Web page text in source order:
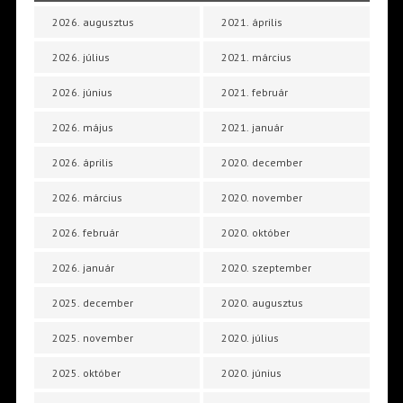
2026. augusztus
2026. július
2026. június
2026. május
2026. április
2026. március
2026. február
2026. január
2025. december
2025. november
2025. október
2021. április
2021. március
2021. február
2021. január
2020. december
2020. november
2020. október
2020. szeptember
2020. augusztus
2020. július
2020. június